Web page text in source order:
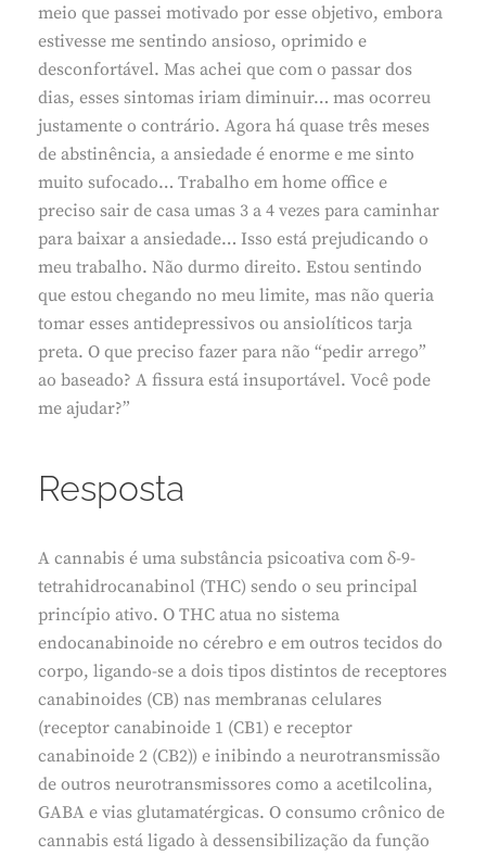
meio que passei motivado por esse objetivo, embora
estivesse me sentindo ansioso, oprimido e
desconfortável. Mas achei que com o passar dos
dias, esses sintomas iriam diminuir… mas ocorreu
justamente o contrário. Agora há quase três meses
de abstinência, a ansiedade é enorme e me sinto
muito sufocado… Trabalho em home office e
preciso sair de casa umas 3 a 4 vezes para caminhar
para baixar a ansiedade… Isso está prejudicando o
meu trabalho. Não durmo direito. Estou sentindo
que estou chegando no meu limite, mas não queria
tomar esses antidepressivos ou ansiolíticos tarja
preta. O que preciso fazer para não “pedir arrego”
ao baseado? A fissura está insuportável. Você pode
me ajudar?”
Resposta
A cannabis é uma substância psicoativa com δ-9-
tetrahidrocanabinol (THC) sendo o seu principal
princípio ativo. O THC atua no sistema
endocanabinoide no cérebro e em outros tecidos do
corpo, ligando-se a dois tipos distintos de receptores
canabinoides (CB) nas membranas celulares
(receptor canabinoide 1 (CB1) e receptor
canabinoide 2 (CB2)) e inibindo a neurotransmissão
de outros neurotransmissores como a acetilcolina,
GABA e vias glutamatérgicas. O consumo crônico de
cannabis está ligado à dessensibilização da função